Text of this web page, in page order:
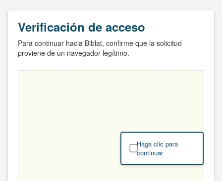
Verificación de acceso
Para continuar hacia Biblat, confirme que la solicitud
proviene de un navegador legítimo.
Haga clic para
continuar